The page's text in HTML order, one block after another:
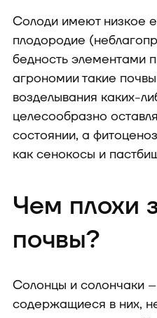
Солоди имеют низкое
плодородие
бедность элементами
агрономии такие
возделывания каких-
целесообразно
состоянии, а
как сенокосы и
Чем плохи
почвы?
Солонцы и солончаки
содержащиеся в них,